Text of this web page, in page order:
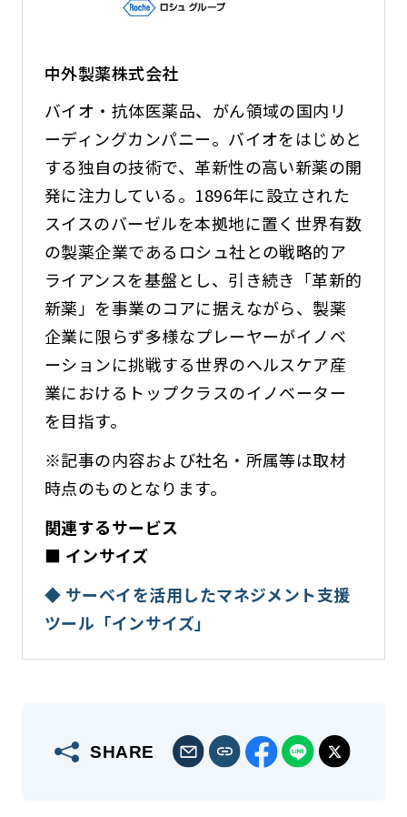
中外製薬株式会社
バイオ・抗体医薬品、がん領域の国内リ
ーディングカンパニー。バイオをはじめと
する独自の技術で、革新性の高い新薬の開
発に注力している。1896年に設立された
スイスのバーゼルを本拠地に置く世界有数
の製薬企業であるロシュ社との戦略的ア
ライアンスを基盤とし、引き続き「革新的
新薬」を事業のコアに据えながら、製薬
企業に限らず多様なプレーヤーがイノベ
ーションに挑戦する世界のヘルスケア産
業におけるトップクラスのイノベーター
を目指す。
※記事の内容および社名・所属等は取材
時点のものとなります。
関連するサービス
■ インサイズ
◆ サーベイを活用したマネジメント支援
ツール「インサイズ」
SHARE